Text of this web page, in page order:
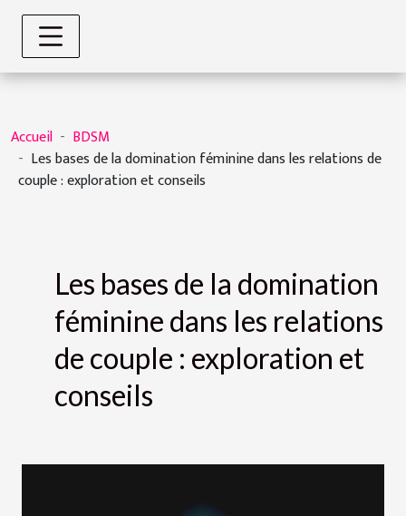
Accueil
BDSM
Les bases de la domination féminine dans les relations de
couple : exploration et conseils
Les bases de la domination
féminine dans les relations
de couple : exploration et
conseils